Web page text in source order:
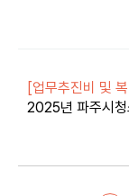
[업무추진비 및
2025년 파주시청